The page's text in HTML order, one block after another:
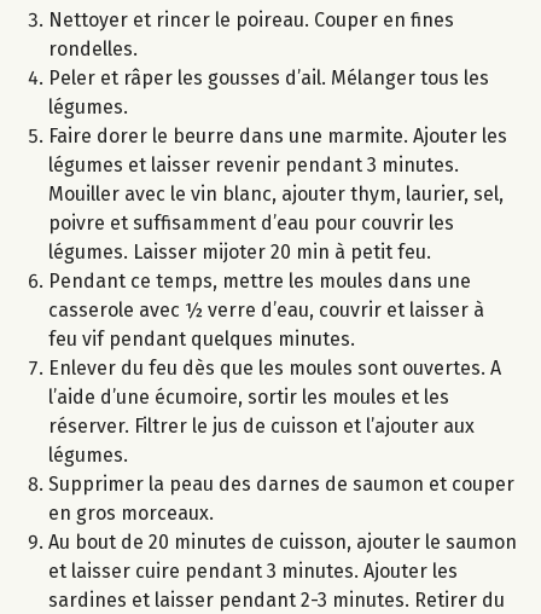
Nettoyer et rincer le poireau. Couper en fines
rondelles.
Peler et râper les gousses d’ail. Mélanger tous les
légumes.
Faire dorer le beurre dans une marmite. Ajouter les
légumes et laisser revenir pendant 3 minutes.
Mouiller avec le vin blanc, ajouter thym, laurier, sel,
poivre et suffisamment d’eau pour couvrir les
légumes. Laisser mijoter 20 min à petit feu.
Pendant ce temps, mettre les moules dans une
casserole avec ½ verre d’eau, couvrir et laisser à
feu vif pendant quelques minutes.
Enlever du feu dès que les moules sont ouvertes. A
l’aide d’une écumoire, sortir les moules et les
réserver. Filtrer le jus de cuisson et l’ajouter aux
légumes.
Supprimer la peau des darnes de saumon et couper
en gros morceaux.
Au bout de 20 minutes de cuisson, ajouter le saumon
et laisser cuire pendant 3 minutes. Ajouter les
sardines et laisser pendant 2-3 minutes. Retirer du